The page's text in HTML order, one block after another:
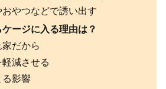
やつなどで誘い出す
ージに入る理由は？
家だから
軽減させる
る影響